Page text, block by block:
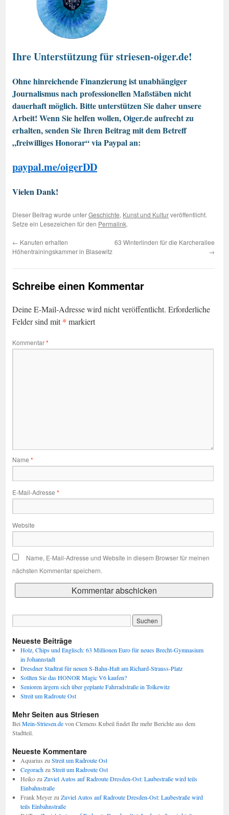
Ihre Unterstützung für striesen-oiger.de!
Ohne hinreichende Finanzierung ist unabhängiger
Journalismus nach professionellen Maßstäben nicht
dauerhaft möglich. Bitte unterstützen Sie daher unsere
Arbeit! Wenn Sie helfen wollen, Oiger.de aufrecht zu
erhalten, senden Sie Ihren Beitrag mit dem Betreff
„freiwilliges Honorar“ via Paypal an:
paypal.me/oigerDD
Vielen Dank!
Dieser Beitrag wurde unterGeschichte, Kunst und Kulturveröffentlicht.
Setze ein Lesezeichen für den Permalink.
← Kanuten erhalten
Höhentrainingskammer in Blasewitz
63 Winterlinden für die Karcherallee
→
Schreibe einen Kommentar
Deine E-Mail-Adresse wird nicht veröffentlicht. Erforderliche
Felder sind mit* markiert
Kommentar*
Name *
E-Mail-Adresse *
Website
Name, E-Mail-Adresse und Website in diesem Browser für meinen
nächsten Kommentar speichern.
Neueste Beiträge
Holz, Chips und Englisch: 63 Millionen Euro für neues Brecht-Gymnasium
in Johannstadt
Dresdner Stadtrat für neuen S-Bahn-Halt am Richard-Strauss-Platz
Sollten Sie das HONOR Magic V6 kaufen?
Senioren ärgern sich über geplante Fahrradstraße in Tolkewitz
Streit um Radroute Ost
Mehr Seiten aus Striesen
Bei Mein-Striesen.devon Clemens Kubeil findet Ihr mehr Berichte aus dem
Stadtteil.
Neueste Kommentare
Aquarius zu Streit um Radroute Ost
Cegorachzu Streit um Radroute Ost
Heikozu Zuviel Autos auf Radroute Dresden-Ost: Laubestraße wird teils
Einbahnstraße
Frank Meyerzu Zuviel Autos auf Radroute Dresden-Ost: Laubestraße wird
teils Einbahnstraße